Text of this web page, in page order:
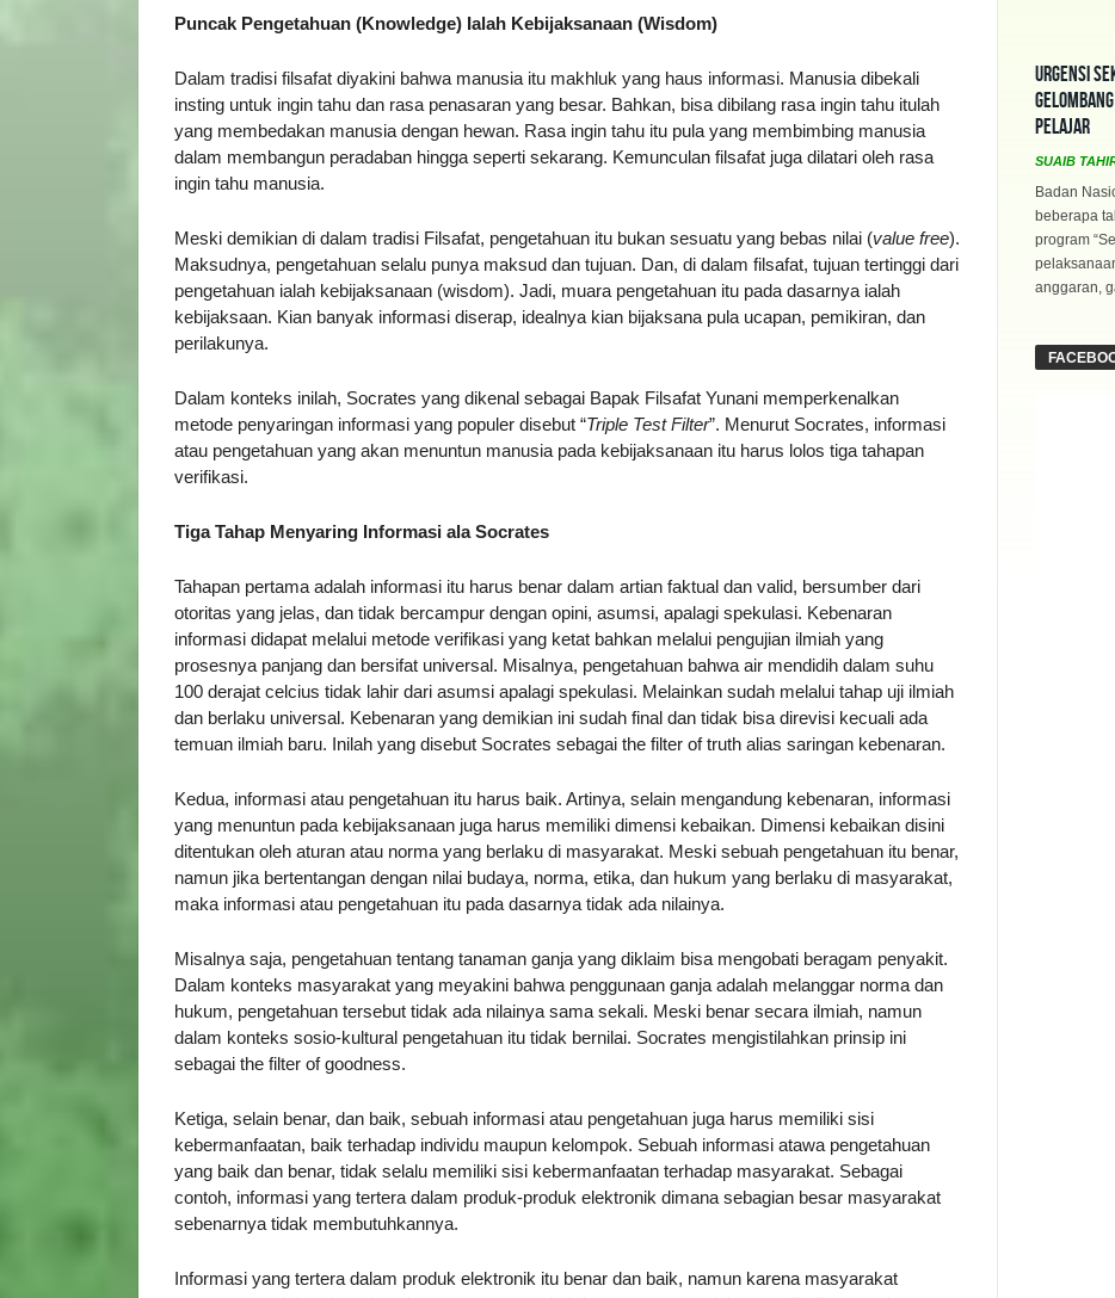
Puncak Pengetahuan (Knowledge) Ialah Kebijaksanaan (Wisdom)
Dalam tradisi filsafat diyakini bahwa manusia itu makhluk yang haus informasi. Manusia dibekali
insting untuk ingin tahu dan rasa penasaran yang besar. Bahkan, bisa dibilang rasa ingin tahu itulah
yang membedakan manusia dengan hewan. Rasa ingin tahu itu pula yang membimbing manusia
dalam membangun peradaban hingga seperti sekarang. Kemunculan filsafat juga dilatari oleh rasa
ingin tahu manusia.
Meski demikian di dalam tradisi Filsafat, pengetahuan itu bukan sesuatu yang bebas nilai (value free).
Maksudnya, pengetahuan selalu punya maksud dan tujuan. Dan, di dalam filsafat, tujuan tertinggi dari
pengetahuan ialah kebijaksanaan (wisdom). Jadi, muara pengetahuan itu pada dasarnya ialah
kebijaksaan. Kian banyak informasi diserap, idealnya kian bijaksana pula ucapan, pemikiran, dan
perilakunya.
Dalam konteks inilah, Socrates yang dikenal sebagai Bapak Filsafat Yunani memperkenalkan
metode penyaringan informasi yang populer disebut “Triple Test Filter”. Menurut Socrates, informasi
atau pengetahuan yang akan menuntun manusia pada kebijaksanaan itu harus lolos tiga tahapan
verifikasi.
Tiga Tahap Menyaring Informasi ala Socrates
Tahapan pertama adalah informasi itu harus benar dalam artian faktual dan valid, bersumber dari
otoritas yang jelas, dan tidak bercampur dengan opini, asumsi, apalagi spekulasi. Kebenaran
informasi didapat melalui metode verifikasi yang ketat bahkan melalui pengujian ilmiah yang
prosesnya panjang dan bersifat universal. Misalnya, pengetahuan bahwa air mendidih dalam suhu
100 derajat celcius tidak lahir dari asumsi apalagi spekulasi. Melainkan sudah melalui tahap uji ilmiah
dan berlaku universal. Kebenaran yang demikian ini sudah final dan tidak bisa direvisi kecuali ada
temuan ilmiah baru. Inilah yang disebut Socrates sebagai the filter of truth alias saringan kebenaran.
Kedua, informasi atau pengetahuan itu harus baik. Artinya, selain mengandung kebenaran, informasi
yang menuntun pada kebijaksanaan juga harus memiliki dimensi kebaikan. Dimensi kebaikan disini
ditentukan oleh aturan atau norma yang berlaku di masyarakat. Meski sebuah pengetahuan itu benar,
namun jika bertentangan dengan nilai budaya, norma, etika, dan hukum yang berlaku di masyarakat,
maka informasi atau pengetahuan itu pada dasarnya tidak ada nilainya.
Misalnya saja, pengetahuan tentang tanaman ganja yang diklaim bisa mengobati beragam penyakit.
Dalam konteks masyarakat yang meyakini bahwa penggunaan ganja adalah melanggar norma dan
hukum, pengetahuan tersebut tidak ada nilainya sama sekali. Meski benar secara ilmiah, namun
dalam konteks sosio-kultural pengetahuan itu tidak bernilai. Socrates mengistilahkan prinsip ini
sebagai the filter of goodness.
Ketiga, selain benar, dan baik, sebuah informasi atau pengetahuan juga harus memiliki sisi
kebermanfaatan, baik terhadap individu maupun kelompok. Sebuah informasi atawa pengetahuan
yang baik dan benar, tidak selalu memiliki sisi kebermanfaatan terhadap masyarakat. Sebagai
contoh, informasi yang tertera dalam produk-produk elektronik dimana sebagian besar masyarakat
sebenarnya tidak membutuhkannya.
Informasi yang tertera dalam produk elektronik itu benar dan baik, namun karena masyarakat
Urgensi
Pelajar
SUAIB
Badan
beberapa
program
anggaran,